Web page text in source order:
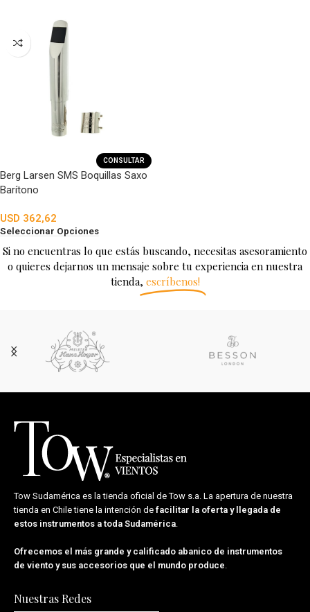
CONSULTAR
Berg Larsen SMS Boquillas Saxo
Barítono
USD 362,62
Seleccionar Opciones
Si no encuentras lo que estás buscando, necesitas asesoramiento
o quieres dejarnos un mensaje sobre tu experiencia en nuestra
tienda, escríbenos!
Tow Sudamérica es la tienda oficial deTow s.a. La apertura de nuestra
tienda en Chile tiene la intención de facilitar la oferta y llegada de
estos instrumentos a toda Sudamérica
Ofrecemos el más grande y calificado abanico de instrumentos
de viento y sus accesorios que el mundo produce
Nuestras Redes